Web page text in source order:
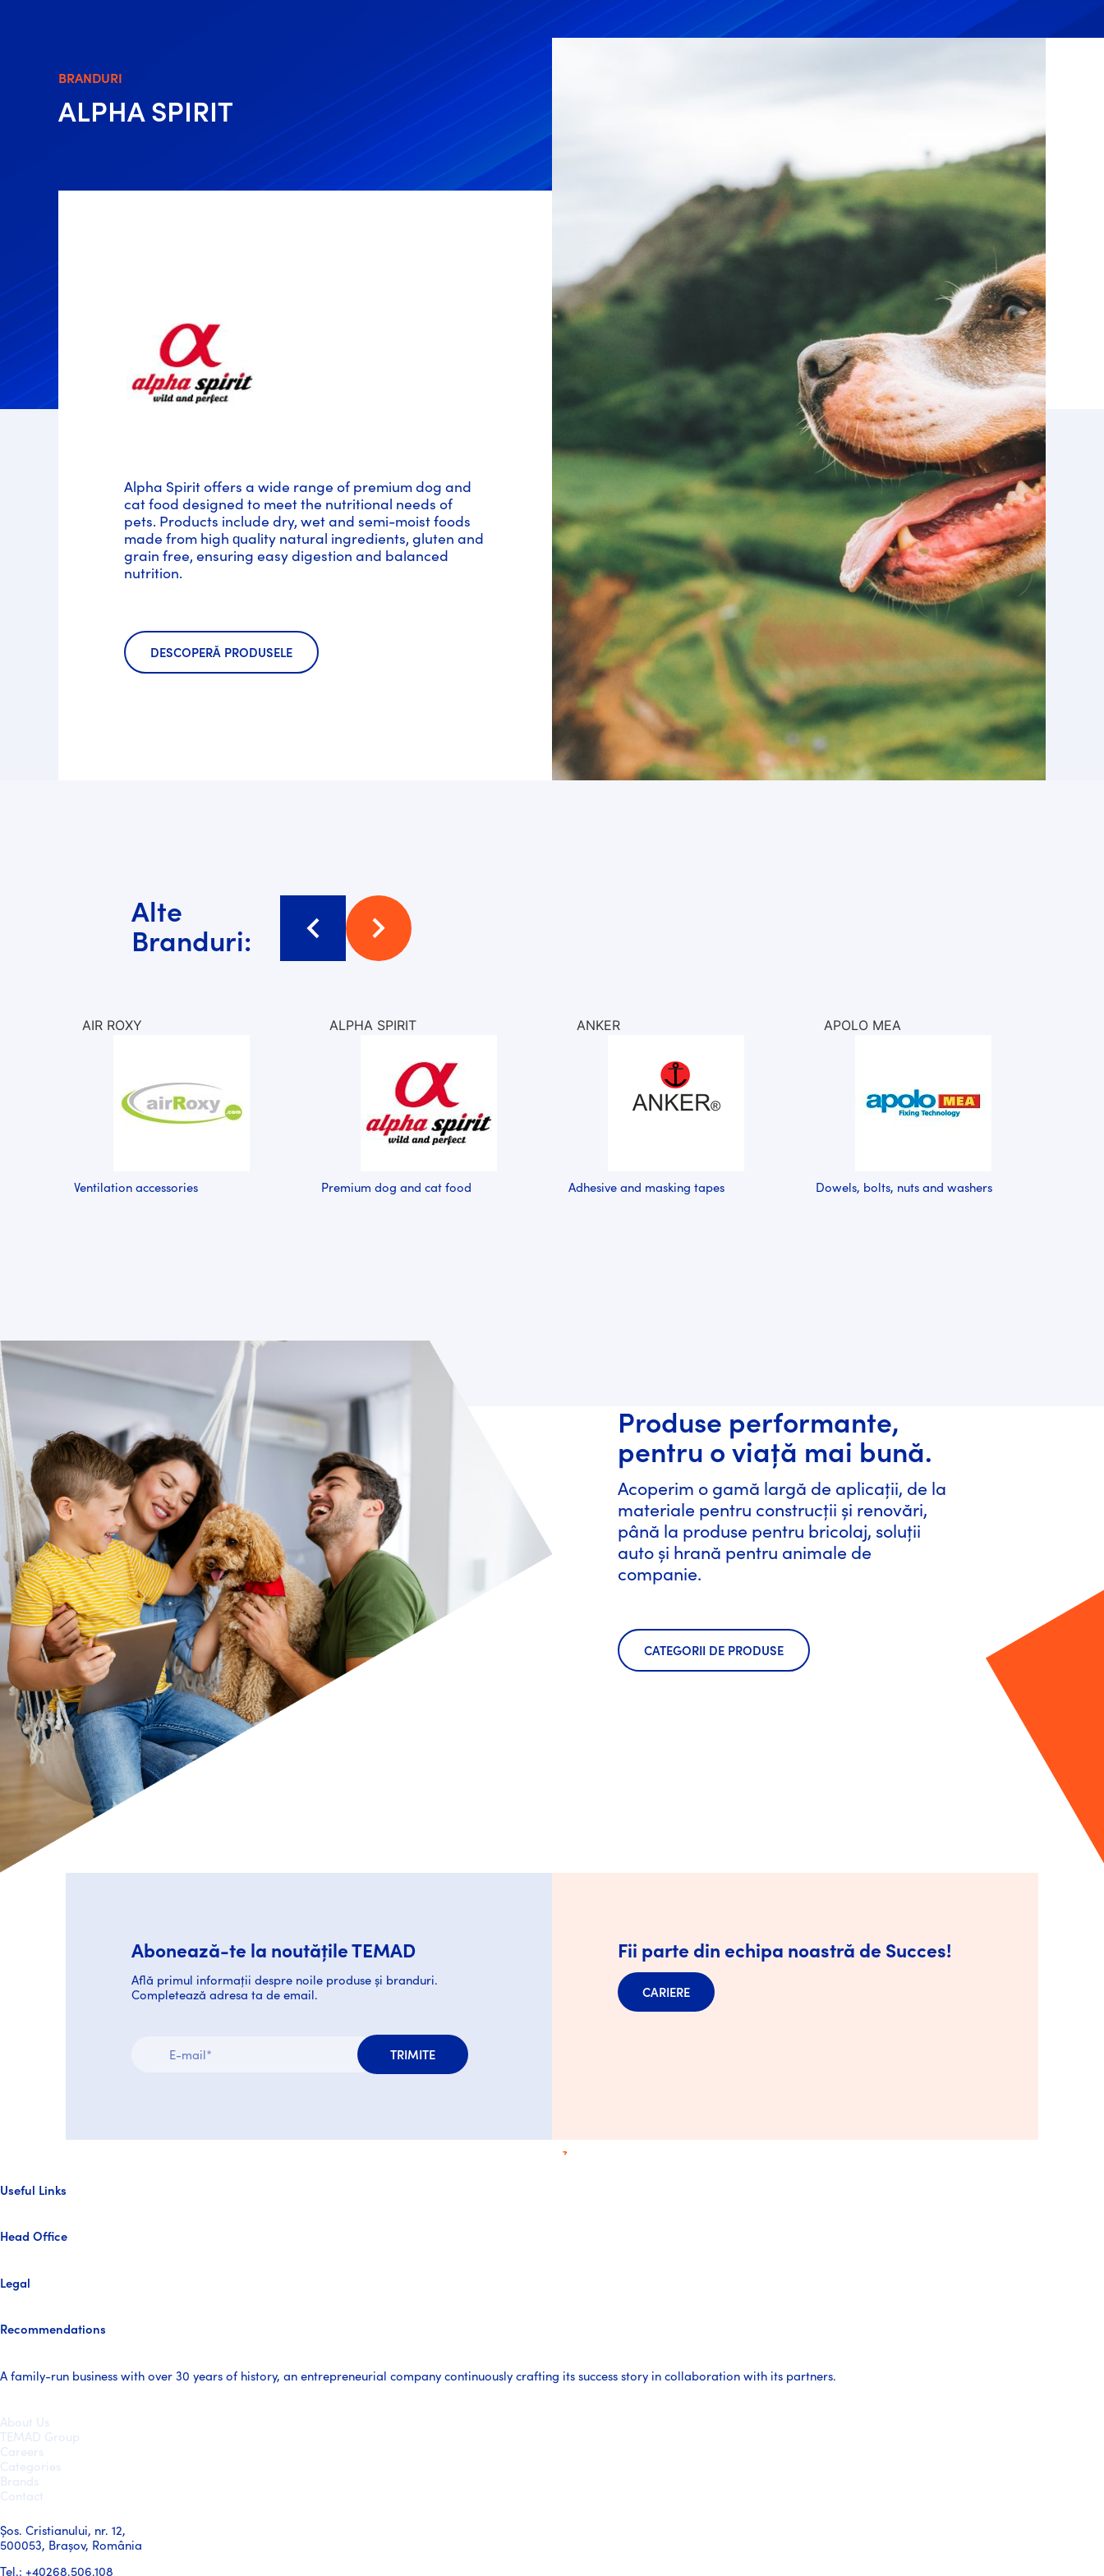
BRANDURI
ALPHA SPIRIT
Alpha Spirit offers a wide range of premium dog and
cat food designed to meet the nutritional needs of
pets. Products include dry, wet and semi-moist foods
made from high quality natural ingredients, gluten and
grain free, ensuring easy digestion and balanced
nutrition.
DESCOPERĂ PRODUSELE
Alte
Branduri:
AIR ROXY
Ventilation accessories
ALPHA SPIRIT
Premium dog and cat food
ANKER
Adhesive and masking tapes
APOLO MEA
Dowels, bolts, nuts and washers
Produse performante,
pentru o viață mai bună.
Acoperim o gamă largă de aplicații, de la
materiale pentru construcții și renovări,
până la produse pentru bricolaj, soluții
auto și hrană pentru animale de
companie.
CATEGORII DE PRODUSE
Abonează-te la noutățile TEMAD
Află primul informații despre noile produse și branduri.
Completează adresa ta de email.
TRIMITE
Fii parte din echipa noastră de Succes!
CARIERE
Useful Links
Head Office
Legal
Recommendations
A family-run business with over 30 years of history, an entrepreneurial company continuously crafting its success story in collaboration with its partners.
About Us
TEMAD Group
Careers
Categories
Brands
Contact
Șos. Cristianului, nr. 12,
500053, Brașov, România
Tel.: +40268.506.108